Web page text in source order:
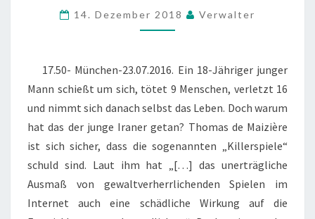
E
N
G
-
S
H
O
T
E
R
14. Dezember 2018 Verwalter
17.50- München-23.07.2016. Ein 18-Jähriger junger
Mann schießt um sich, tötet 9 Menschen, verletzt 16
und nimmt sich danach selbst das Leben. Doch warum
hat das der junge Iraner getan? Thomas de Maizière
ist sich sicher, dass die sogenannten „Killerspiele“
schuld sind. Laut ihm hat „[…] das unerträgliche
Ausmaß von gewaltverherrlichenden Spielen im
Internet auch eine schädliche Wirkung auf die